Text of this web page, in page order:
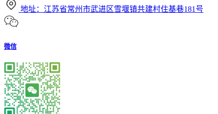
地址：江苏省常州市武进区雪堰镇共建村住基巷181号
微信